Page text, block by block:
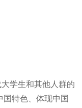
学生和其他人群的
特色、体现中国